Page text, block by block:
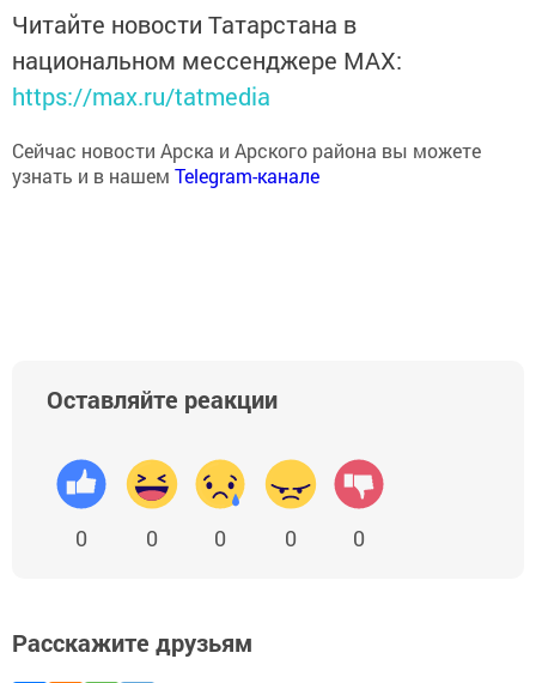
Читайте новости Татарстана в
национальном мессенджере MАХ:
https://max.ru/tatmedia
Сейчас новости Арска и Арского района вы можете
узнать и в нашем Telegram-канале
Оставляйте реакции
0 0 0 0 0
Расскажите друзьям